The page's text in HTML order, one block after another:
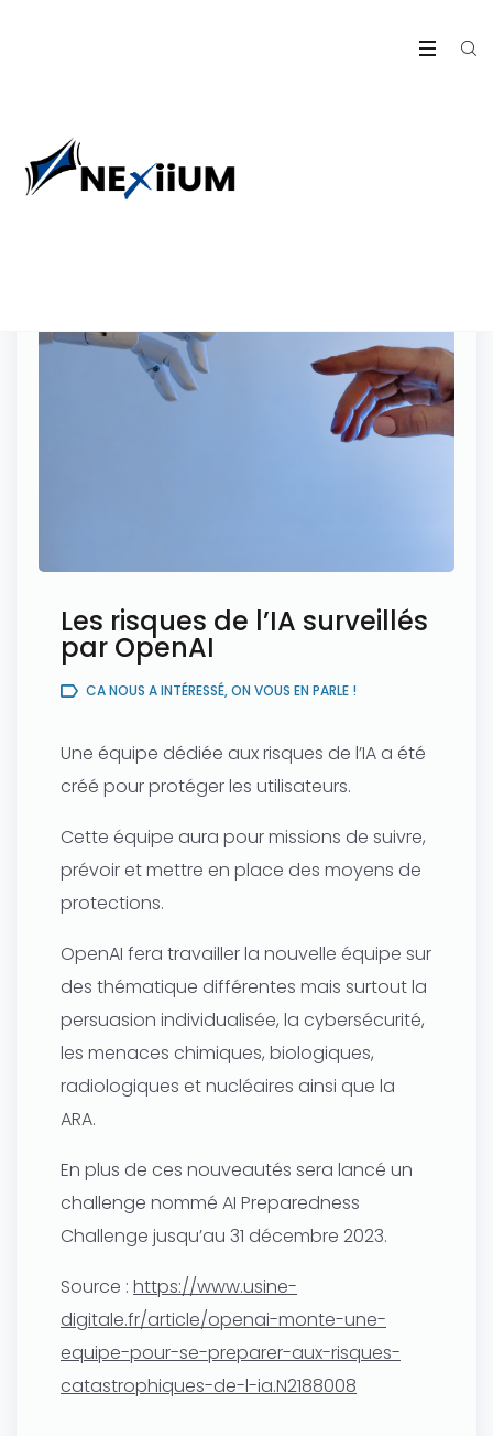
07
Les risques de l’IA surveillés
par OpenAI
CA NOUS A INTÉRESSÉ, ON VOUS EN PARLE !
Une équipe dédiée aux risques de l’IA a été
créé pour protéger les utilisateurs.
Cette équipe aura pour missions de suivre,
prévoir et mettre en place des moyens de
protections.
OpenAI fera travailler la nouvelle équipe sur
des thématique différentes mais surtout la
persuasion individualisée, la cybersécurité,
les menaces chimiques, biologiques,
radiologiques et nucléaires ainsi que la
ARA.
En plus de ces nouveautés sera lancé un
challenge nommé AI Preparedness
Challenge jusqu’au 31 décembre 2023.
Source : https://www.usine-
digitale.fr/article/openai-monte-une-
equipe-pour-se-preparer-aux-risques-
catastrophiques-de-l-ia.N2188008